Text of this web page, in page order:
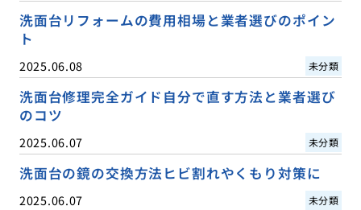
洗面台リフォームの費用相場と業者選びのポイン
ト
2025.06.08 未分類
洗面台修理完全ガイド自分で直す方法と業者選び
のコツ
2025.06.07 未分類
洗面台の鏡の交換方法ヒビ割れやくもり対策に
2025.06.07 未分類